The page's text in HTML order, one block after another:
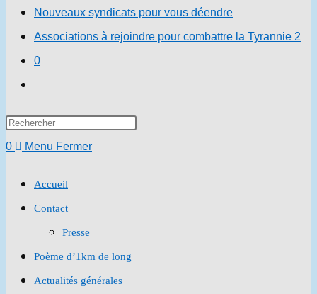
Nouveaux syndicats pour vous déendre
Associations à rejoindre pour combattre la Tyrannie 2
0
search
Press
0 Menu Fermer
Accueil
Contact
Presse
Poème d’1km de long
Actualités générales